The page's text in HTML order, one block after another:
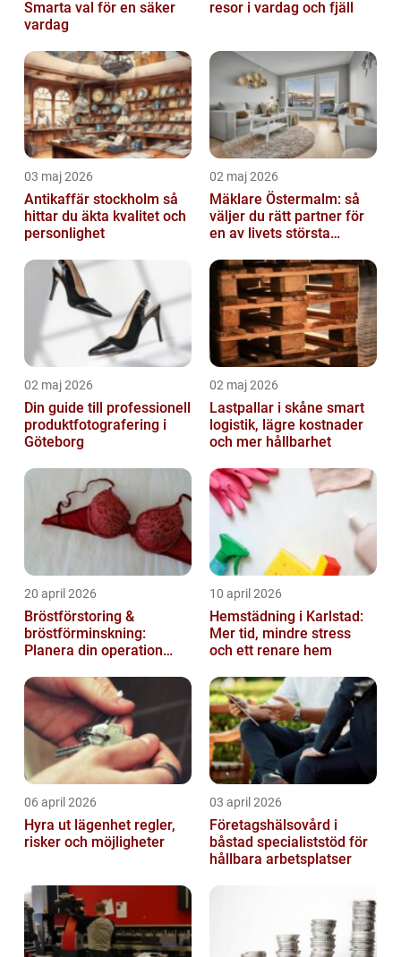
Smarta val för en säker
vardag
resor i vardag och fjäll
03 maj 2026
Antikaffär stockholm så
hittar du äkta kvalitet och
personlighet
02 maj 2026
Mäklare Östermalm: så
väljer du rätt partner för
en av livets största
02 maj 2026
Din guide till professionell
produktfotografering i
Göteborg
02 maj 2026
Lastpallar i skåne smart
logistik, lägre kostnader
och mer hållbarhet
20 april 2026
Bröstförstoring &
bröstförminskning:
Planera din operation
10 april 2026
Hemstädning i Karlstad:
Mer tid, mindre stress
och ett renare hem
06 april 2026
Hyra ut lägenhet regler,
risker och möjligheter
03 april 2026
Företagshälsovård i
båstad specialiststöd för
hållbara arbetsplatser